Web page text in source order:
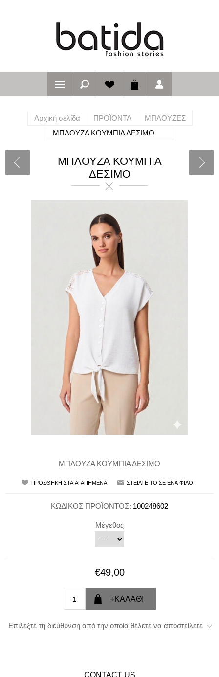
Αρχική σελίδα ΠΡΟΪΟΝΤΑ
ΜΠΛΟΥΖΕΣ
ΜΠΛΟΥΖΑ ΚΟΥΜΠΙΑ ΔΕΣΙΜΟ
ΜΠΛΟΥΖΑ ΚΟΥΜΠΙΑ
ΔΕΣΙΜΟ
ΜΠΛΟΥΖΑ ΚΟΥΜΠΙΑ ΔΕΣΙΜΟ
ΚΩΔΙΚΟΣ ΠΡΟΪΟΝΤΟΣ: 100248602
Μέγεθος
€49,00
Επιλέξτε τη διεύθυνση από την οποία θέλετε να αποστείλετε
CONTACT US